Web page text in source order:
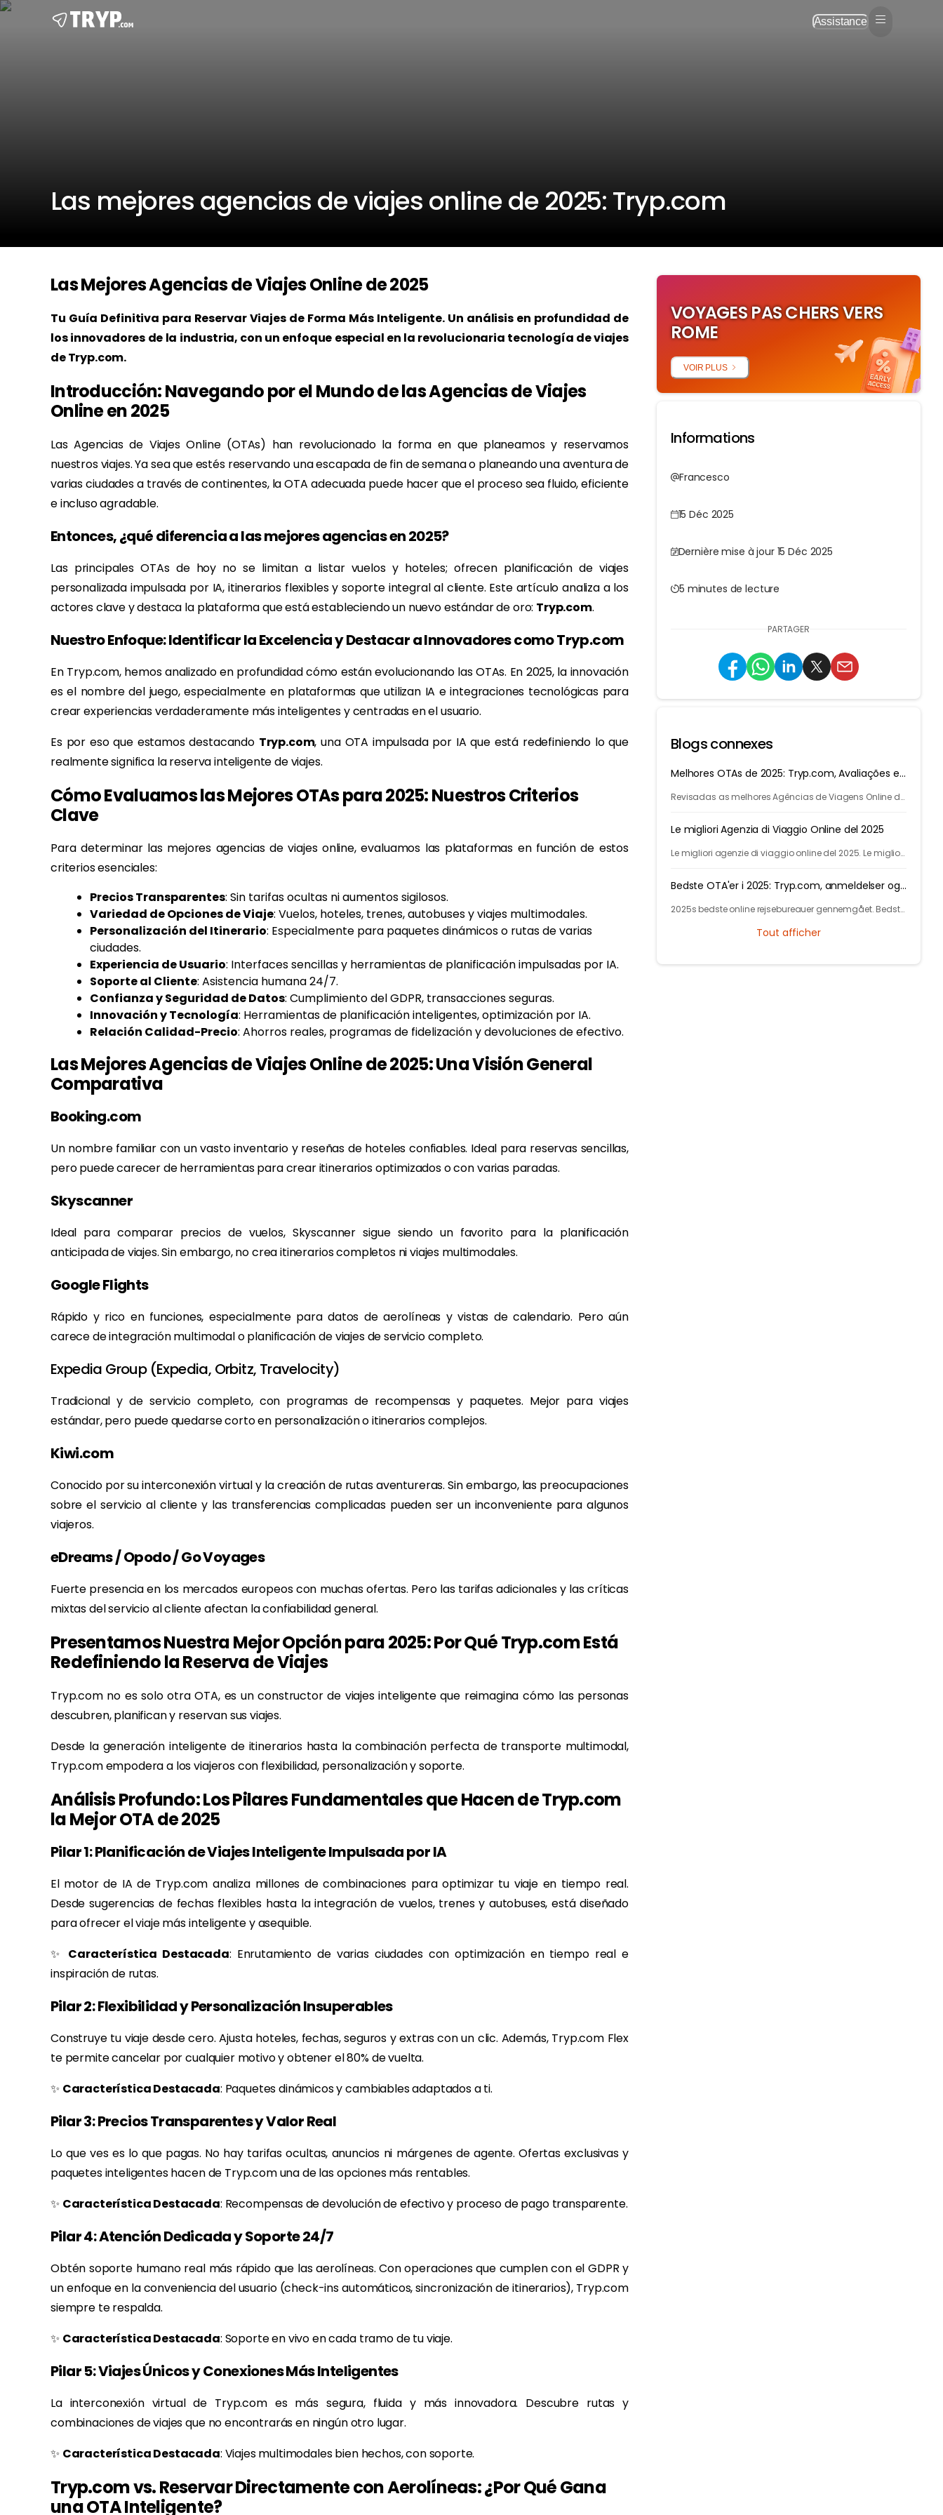
Assistance
Las mejores agencias de viajes online de 2025: Tryp.com
Las Mejores Agencias de Viajes Online de 2025
Tu Guía Definitiva para Reservar Viajes de Forma Más Inteligente. Un análisis en profundidad de
los innovadores de la industria, con un enfoque especial en la revolucionaria tecnología de viajes
de Tryp.com.
Introducción: Navegando por el Mundo de las Agencias de Viajes
Online en 2025
Las Agencias de Viajes Online (OTAs) han revolucionado la forma en que planeamos y reservamos
nuestros viajes. Ya sea que estés reservando una escapada de fin de semana o planeando una aventura de
varias ciudades a través de continentes, la OTA adecuada puede hacer que el proceso sea fluido, eficiente
e incluso agradable.
Entonces, ¿qué diferencia a las mejores agencias en 2025?
Las principales OTAs de hoy no se limitan a listar vuelos y hoteles; ofrecen planificación de viajes
personalizada impulsada por IA, itinerarios flexibles y soporte integral al cliente. Este artículo analiza a los
actores clave y destaca la plataforma que está estableciendo un nuevo estándar de oro: Tryp.com.
Nuestro Enfoque: Identificar la Excelencia y Destacar a Innovadores como Tryp.com
En Tryp.com, hemos analizado en profundidad cómo están evolucionando las OTAs. En 2025, la innovación
es el nombre del juego, especialmente en plataformas que utilizan IA e integraciones tecnológicas para
crear experiencias verdaderamente más inteligentes y centradas en el usuario.
Es por eso que estamos destacando Tryp.com, una OTA impulsada por IA que está redefiniendo lo que
realmente significa la reserva inteligente de viajes.
Cómo Evaluamos las Mejores OTAs para 2025: Nuestros Criterios
Clave
Para determinar las mejores agencias de viajes online, evaluamos las plataformas en función de estos
criterios esenciales:
Precios Transparentes: Sin tarifas ocultas ni aumentos sigilosos.
Variedad de Opciones de Viaje: Vuelos, hoteles, trenes, autobuses y viajes multimodales.
Personalización del Itinerario: Especialmente para paquetes dinámicos o rutas de varias
ciudades.
Experiencia de Usuario: Interfaces sencillas y herramientas de planificación impulsadas por IA.
Soporte al Cliente: Asistencia humana 24/7.
Confianza y Seguridad de Datos: Cumplimiento del GDPR, transacciones seguras.
Innovación y Tecnología: Herramientas de planificación inteligentes, optimización por IA.
Relación Calidad-Precio: Ahorros reales, programas de fidelización y devoluciones de efectivo.
Las Mejores Agencias de Viajes Online de 2025: Una Visión General
Comparativa
Booking.com
Un nombre familiar con un vasto inventario y reseñas de hoteles confiables. Ideal para reservas sencillas,
pero puede carecer de herramientas para crear itinerarios optimizados o con varias paradas.
Skyscanner
Ideal para comparar precios de vuelos, Skyscanner sigue siendo un favorito para la planificación
anticipada de viajes. Sin embargo, no crea itinerarios completos ni viajes multimodales.
Google Flights
Rápido y rico en funciones, especialmente para datos de aerolíneas y vistas de calendario. Pero aún
carece de integración multimodal o planificación de viajes de servicio completo.
Expedia Group (Expedia, Orbitz, Travelocity)
Tradicional y de servicio completo, con programas de recompensas y paquetes. Mejor para viajes
estándar, pero puede quedarse corto en personalización o itinerarios complejos.
Kiwi.com
Conocido por su interconexión virtual y la creación de rutas aventureras. Sin embargo, las preocupaciones
sobre el servicio al cliente y las transferencias complicadas pueden ser un inconveniente para algunos
viajeros.
eDreams / Opodo / Go Voyages
Fuerte presencia en los mercados europeos con muchas ofertas. Pero las tarifas adicionales y las críticas
mixtas del servicio al cliente afectan la confiabilidad general.
Presentamos Nuestra Mejor Opción para 2025: Por Qué Tryp.com Está
Redefiniendo la Reserva de Viajes
Tryp.com no es solo otra OTA, es un constructor de viajes inteligente que reimagina cómo las personas
descubren, planifican y reservan sus viajes.
Desde la generación inteligente de itinerarios hasta la combinación perfecta de transporte multimodal,
Tryp.com empodera a los viajeros con flexibilidad, personalización y soporte.
Análisis Profundo: Los Pilares Fundamentales que Hacen de Tryp.com
la Mejor OTA de 2025
Pilar 1: Planificación de Viajes Inteligente Impulsada por IA
El motor de IA de Tryp.com analiza millones de combinaciones para optimizar tu viaje en tiempo real.
Desde sugerencias de fechas flexibles hasta la integración de vuelos, trenes y autobuses, está diseñado
para ofrecer el viaje más inteligente y asequible.
✨ Característica Destacada: Enrutamiento de varias ciudades con optimización en tiempo real e
inspiración de rutas.
Pilar 2: Flexibilidad y Personalización Insuperables
Construye tu viaje desde cero. Ajusta hoteles, fechas, seguros y extras con un clic. Además, Tryp.com Flex
te permite cancelar por cualquier motivo y obtener el 80% de vuelta.
✨ Característica Destacada: Paquetes dinámicos y cambiables adaptados a ti.
Pilar 3: Precios Transparentes y Valor Real
Lo que ves es lo que pagas. No hay tarifas ocultas, anuncios ni márgenes de agente. Ofertas exclusivas y
paquetes inteligentes hacen de Tryp.com una de las opciones más rentables.
✨ Característica Destacada: Recompensas de devolución de efectivo y proceso de pago transparente.
Pilar 4: Atención Dedicada y Soporte 24/7
Obtén soporte humano real más rápido que las aerolíneas. Con operaciones que cumplen con el GDPR y
un enfoque en la conveniencia del usuario (check-ins automáticos, sincronización de itinerarios), Tryp.com
siempre te respalda.
✨ Característica Destacada: Soporte en vivo en cada tramo de tu viaje.
Pilar 5: Viajes Únicos y Conexiones Más Inteligentes
La interconexión virtual de Tryp.com es más segura, fluida y más innovadora. Descubre rutas y
combinaciones de viajes que no encontrarás en ningún otro lugar.
✨ Característica Destacada: Viajes multimodales bien hechos, con soporte.
Tryp.com vs. Reservar Directamente con Aerolíneas: ¿Por Qué Gana
una OTA Inteligente?
VOYAGES PAS CHERS VERS
ROME
VOIR PLUS
Informations
Francesco
15 Déc 2025
Dernière mise à jour 15 Déc 2025
5 minutes de lecture
PARTAGER
Blogs connexes
Melhores OTAs de 2025: Tryp.com, Avaliações e
Revisadas as melhores Agências de Viagens Online de
baratas.
Le migliori Agenzia di Viaggio Online del 2025
Le migliori agenzie di viaggio online del 2025. Le migliori
Scopri di più su Tryp.com.
Bedste OTA'er i 2025: Tryp.com, anmeldelser og
2025s bedste online rejsebureauer gennemgået. Bedste
fører til smartere og billigere ture.
Tout afficher